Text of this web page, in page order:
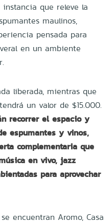
instancia que releve la
maulinos,
pensada para
en un ambiente
liberada, mientras que
un valor de $15.000.
recorrer el espacio y
espumantes y vinos,
complementaria que
en vivo, jazz
para aprovechar
encuentran Aromo, Casa